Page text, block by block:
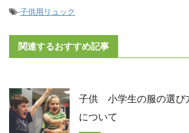
-子供用リュック
関連するおすすめ記事
子供 小学生の服の選び
について